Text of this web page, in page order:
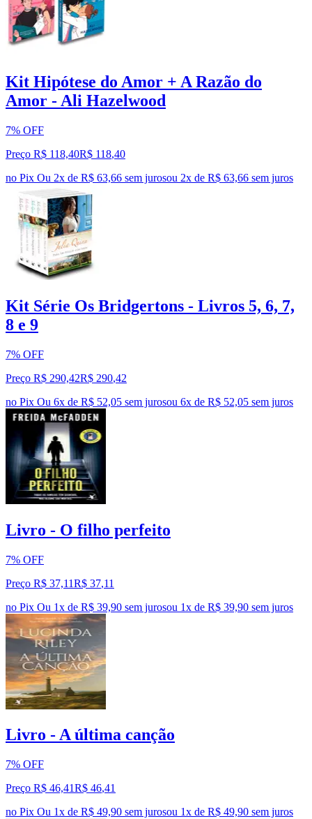
Kit Hipótese do Amor + A Razão do
Amor - Ali Hazelwood
7% OFF
Preço R$ 118,40R$ 118,40
no Pix Ou 2x de R$ 63,66 sem jurosou 2x de R$ 63,66 sem juros
Kit Série Os Bridgertons - Livros 5, 6, 7,
8 e 9
7% OFF
Preço R$ 290,42R$ 290,42
no Pix Ou 6x de R$ 52,05 sem jurosou 6x de R$ 52,05 sem juros
Livro - O filho perfeito
7% OFF
Preço R$ 37,11R$ 37,11
no Pix Ou 1x de R$ 39,90 sem jurosou 1x de R$ 39,90 sem juros
Livro - A última canção
7% OFF
Preço R$ 46,41R$ 46,41
no Pix Ou 1x de R$ 49,90 sem jurosou 1x de R$ 49,90 sem juros